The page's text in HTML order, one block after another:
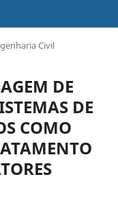
Civil
DE
DE
COMO